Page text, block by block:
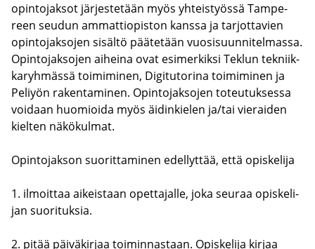
opintojaksot jär­jes­te­tään myös yh­teis­työs­sä Tam­pe­
reen seu­dun am­mat­tio­pis­ton kans­sa ja tar­jot­ta­vien
opin­to­jak­so­jen si­säl­tö pää­te­tään vuo­si­suun­ni­tel­mas­sa.
Opin­to­jak­so­jen ai­hei­na ovat esi­mer­kik­si Teklun tek­niik­
ka­ryh­mäs­sä toi­mi­mi­nen, Di­gi­tu­to­ri­na toi­mi­mi­nen ja
Pe­liyön ra­ken­ta­mi­nen. Opin­to­jak­so­jen to­teu­tuk­ses­sa
voi­daan huo­mioi­da myös äi­din­kie­len ja/tai vie­rai­den
kiel­ten nä­kö­kul­mat.
Opin­to­jak­son suo­rit­ta­mi­nen edel­lyt­tää, että opis­ke­li­ja
1. il­moit­taa ai­keis­taan opet­ta­jal­le, joka seu­raa opis­ke­li­
jan suo­ri­tuk­sia.
2. pitää päi­vä­kir­jaa toi­min­nas­taan. Opis­ke­li­ja kir­jaa